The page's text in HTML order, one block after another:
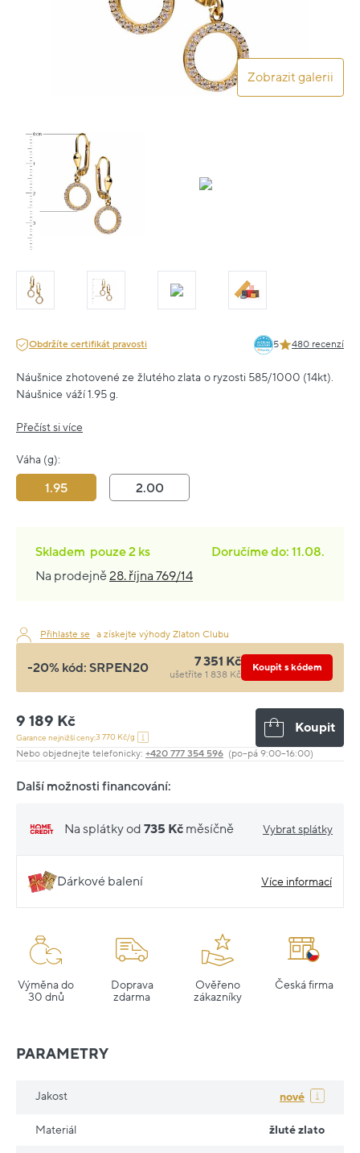
Zobrazit galerii
Obdržíte certifikát pravosti 5 480 recenzí
Náušnice zhotovené ze žlutého zlata o ryzosti 585/1000 (14kt).
Náušnice váží 1.95 g.
Přečíst si více
Váha (g):
1.95 2.00
Skladem pouze2 ks
Doručíme do: 11.08.
Na prodejně28. října 769/14
Přihlaste se a získejte výhody Zlaton Clubu
-20% kód: SRPEN20 7 351 Kč
ušetříte 1 838 Kč
Koupit s kódem
9 189 Kč
Garance nejnižší ceny:3 770 Kč/g
Koupit
Nebo objednejte telefonicky: +420 777 354 596 (po–pá 9:00–16:00)
Další možnosti financování:
Na splátky od 735 Kč měsíčně Vybrat splátky
Dárkové balení Více informací
Výměna do
30 dnů
Doprava
zdarma
Ověřeno
zákazníky
Česká firma
PARAMETRY
Jakost nové
Materiál žluté zlato